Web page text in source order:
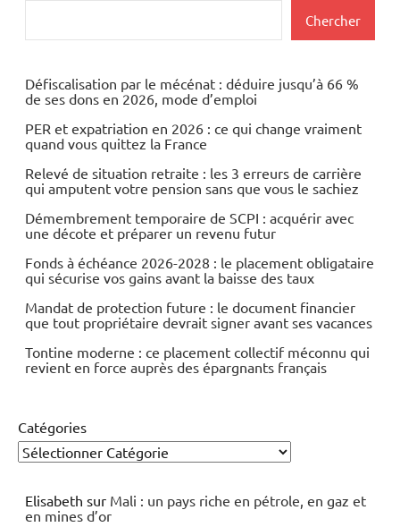
Chercher
Défiscalisation par le mécénat : déduire jusqu’à 66 %
de ses dons en 2026, mode d’emploi
PER et expatriation en 2026 : ce qui change vraiment
quand vous quittez la France
Relevé de situation retraite : les 3 erreurs de carrière
qui amputent votre pension sans que vous le sachiez
Démembrement temporaire de SCPI : acquérir avec
une décote et préparer un revenu futur
Fonds à échéance 2026-2028 : le placement obligataire
qui sécurise vos gains avant la baisse des taux
Mandat de protection future : le document financier
que tout propriétaire devrait signer avant ses vacances
Tontine moderne : ce placement collectif méconnu qui
revient en force auprès des épargnants français
Catégories
Elisabeth sur Mali : un pays riche en pétrole, en gaz et
en mines d’or